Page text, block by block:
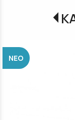
ΝΈΟ